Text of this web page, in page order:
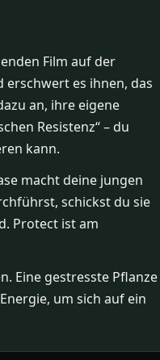
Film auf der
es ihnen, das
an, ihre eigene
Resistenz“ – du
kann.
macht deine jungen
schickst du sie
Protect ist am
Eine gestresste Pflanze
um sich auf ein